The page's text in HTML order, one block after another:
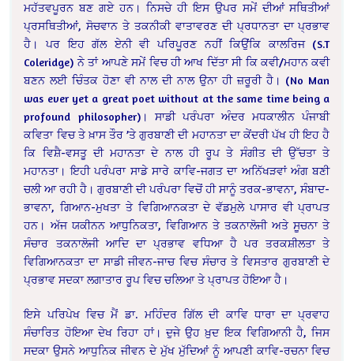
ਮਹੱਤਵਪੂਰਨ ਬਣ ਗਏ ਹਨ। ਨਿਸਚੇ ਹੀ ਇਸ ਉਪਰ ਸਮੇਂ ਦੀਆਂ ਸਥਿਤੀਆਂ
ਪ੍ਰਸਥਿਤੀਆਂ, ਸੋਚਵਾਨ ਤੇ ਤਕਨੀਕੀ ਵਾਤਾਵਰਣ ਦੀ ਪ੍ਰਧਾਨਤਾ ਦਾ ਪ੍ਰਭਾਵ
ਹੈ। ਪਰ ਇਹ ਗੱਲ ਏਨੀ ਵੀ ਪਰਿਪੂਰਣ ਨਹੀਂ ਕਿਉਂਕਿ ਕਾਲਰਿਜ (S.T
Coleridge) ਨੇ ਤਾਂ ਆਪਣੇ ਸਮੇਂ ਵਿਚ ਹੀ ਆਖ ਦਿੱਤਾ ਸੀ ਕਿ ਕਵੀ/ਮਹਾਨ ਕਵੀ
ਬਣਨ ਲਈ ਚਿੰਤਕ ਹੋਣਾ ਵੀ ਨਾਲ ਦੀ ਨਾਲ ਉਨਾ ਹੀ ਜ਼ਰੂਰੀ ਹੈ। (No Man
was ever yet a great poet without at the same time being a
profound philosopher)। ਸਾਡੀ ਪਰੰਪਰਾ ਅੰਦਰ ਮਧਕਾਲੀਨ ਪੰਜਾਬੀ
ਕਵਿਤਾ ਵਿਚ ਤੇ ਖ਼ਾਸ ਤੌਰ ’ਤੇ ਗੁਰਬਾਣੀ ਦੀ ਮਹਾਨਤਾ ਦਾ ਕੇਂਦਰੀ ਪੱਖ ਹੀ ਇਹ ਹੈ
ਕਿ ਵਿਸ਼ੈ-ਵਸਤੂ ਦੀ ਮਹਾਨਤਾ ਦੇ ਨਾਲ ਹੀ ਰੂਪ ਤੇ ਸੰਗੀਤ ਦੀ ਉੱਚਤਾ ਤੇ
ਮਹਾਨਤਾ। ਇਹੀ ਪਰੰਪਰਾ ਸਾਡੇ ਸਾਰੇ ਕਾਵਿ-ਜਗਤ ਦਾ ਅਨਿੱਖੜਵਾਂ ਅੰਗ ਬਣੀ
ਚਲੀ ਆ ਰਹੀ ਹੈ। ਗੁਰਬਾਣੀ ਦੀ ਪਰੰਪਰਾ ਵਿਚੋਂ ਹੀ ਸਾਨੂੰ ਤਰਕ-ਭਾਵਨਾ, ਸੰਬਾਦ-
ਭਾਵਨਾ, ਗਿਆਨ-ਮੁਖਤਾ ਤੇ ਵਿਗਿਆਨਕਤਾ ਦੇ ਵੱਡਮੁਲੇ ਪਾਸਾਰ ਵੀ ਪ੍ਰਾਪਤ
ਹਨ। ਅੱਜ ਯਕੀਨਨ ਆਧੁਨਿਕਤਾ, ਵਿਗਿਆਨ ਤੇ ਤਕਨਾਲੋਜੀ ਅਤੇ ਸੂਚਨਾ ਤੇ
ਸੰਚਾਰ ਤਕਨਾਲੋਜੀ ਆਦਿ ਦਾ ਪ੍ਰਭਾਵ ਵਧਿਆ ਹੈ ਪਰ ਤਰਕਸ਼ੀਲਤਾ ਤੇ
ਵਿਗਿਆਨਕਤਾ ਦਾ ਸਾਡੀ ਜੀਵਨ-ਜਾਚ ਵਿਚ ਸੰਚਾਰ ਤੇ ਵਿਸਤਾਰ ਗੁਰਬਾਣੀ ਦੇ
ਪ੍ਰਭਾਵ ਸਦਕਾ ਲਗਾਤਾਰ ਰੂਪ ਵਿਚ ਚਲਿਆ ਤੇ ਪ੍ਰਾਪਤ ਹੋਇਆ ਹੈ।
ਇਸੇ ਪਰਿਪੇਖ ਵਿਚ ਮੈਂ ਡਾ. ਮਹਿੰਦਰ ਗਿੱਲ ਦੀ ਕਾਵਿ ਧਾਰਾ ਦਾ ਪ੍ਰਵਾਹ
ਸੰਚਾਰਿਤ ਹੋਇਆ ਦੇਖ ਰਿਹਾ ਹਾਂ। ਦੁਜੇ ਉਹ ਖ਼ੁਦ ਇਕ ਵਿਗਿਆਨੀ ਹੈ, ਜਿਸ
ਸਦਕਾ ਉਸਨੇ ਆਧੁਨਿਕ ਜੀਵਨ ਦੇ ਮੁੱਖ ਮੁੱਦਿਆਂ ਨੂੰ ਆਪਣੀ ਕਾਵਿ-ਰਚਨਾ ਵਿਚ